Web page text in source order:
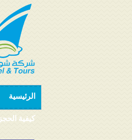
الرئيسية
كيفية الحجز